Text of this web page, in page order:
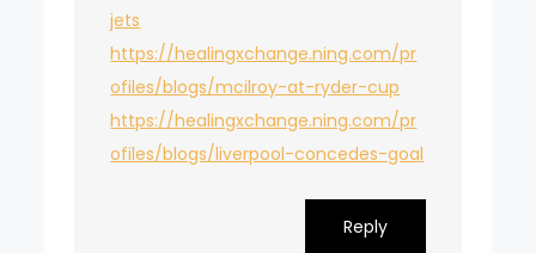
jets
https://healingxchange.ning.com/pr
ofiles/blogs/mcilroy-at-ryder-cup
https://healingxchange.ning.com/pr
ofiles/blogs/liverpool-concedes-goal
Reply